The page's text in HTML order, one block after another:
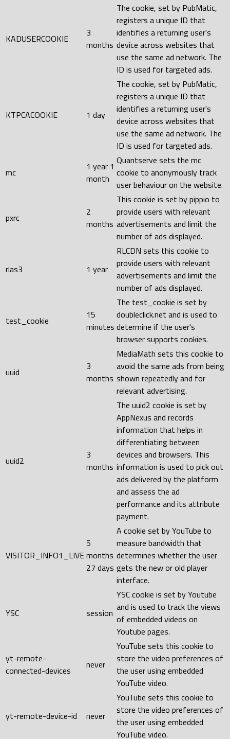
KADUSERCOOKIE
3
months
The cookie, set by PubMatic,
registers a unique ID that
identifies a returning user's
device across websites that
use the same ad network. The
ID is used for targeted ads.
KTPCACOOKIE 1 day
The cookie, set by PubMatic,
registers a unique ID that
identifies a returning user's
device across websites that
use the same ad network. The
ID is used for targeted ads.
mc
1 year 1
month
Quantserve sets the mc
cookie to anonymously track
user behaviour on the website.
pxrc
2
months
This cookie is set by pippio to
provide users with relevant
advertisements and limit the
number of ads displayed.
rlas3 1 year
RLCDN sets this cookie to
provide users with relevant
advertisements and limit the
number of ads displayed.
test_cookie
15
minutes
The test_cookie is set by
doubleclick.net and is used to
determine if the user's
browser supports cookies.
uuid
3
months
MediaMath sets this cookie to
avoid the same ads from being
shown repeatedly and for
relevant advertising.
uuid2
3
months
The uuid2 cookie is set by
AppNexus and records
information that helps in
differentiating between
devices and browsers. This
information is used to pick out
ads delivered by the platform
and assess the ad
performance and its attribute
payment.
VISITOR_INFO1_LIVE
5
months
27 days
A cookie set by YouTube to
measure bandwidth that
determines whether the user
gets the new or old player
interface.
YSC session
YSC cookie is set by Youtube
and is used to track the views
of embedded videos on
Youtube pages.
yt-remote-
connected-devices
never
YouTube sets this cookie to
store the video preferences of
the user using embedded
YouTube video.
yt-remote-device-id never
YouTube sets this cookie to
store the video preferences of
the user using embedded
YouTube video.